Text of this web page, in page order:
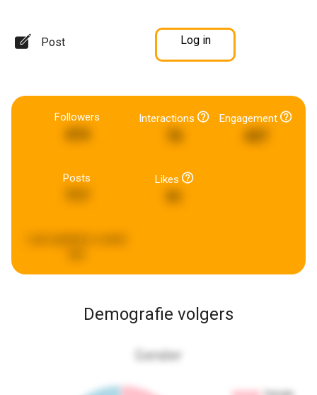
Post Log in
Followers Interactions Engagement
Posts Likes
Demografie volgers
Gender